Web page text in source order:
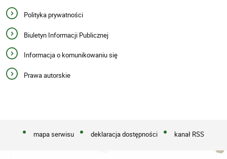
Polityka prywatności
Biuletyn Informacji Publicznej
Informacja o komunikowaniu się
Prawa autorskie
mapa serwisu deklaracja dostępności kanał RSS